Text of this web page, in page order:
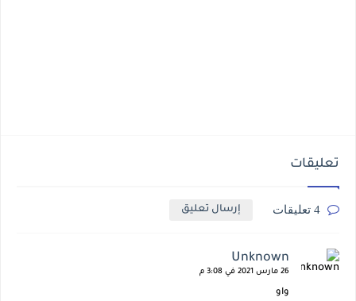
تعليقات
إرسال تعليق
Unknown
26 مارس 2021 في 3:08 م
واو